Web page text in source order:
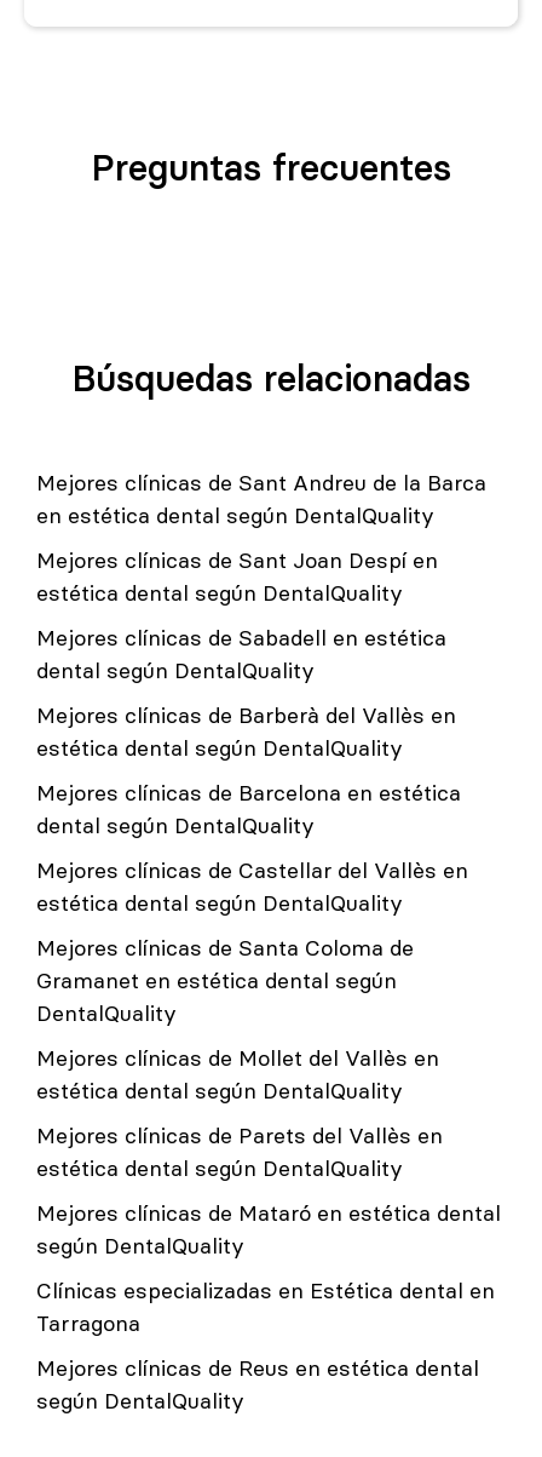
Preguntas frecuentes
Búsquedas relacionadas
Mejores clínicas de Sant Andreu de la Barca
en estética dental según DentalQuality
Mejores clínicas de Sant Joan Despí en
estética dental según DentalQuality
Mejores clínicas de Sabadell en estética
dental según DentalQuality
Mejores clínicas de Barberà del Vallès en
estética dental según DentalQuality
Mejores clínicas de Barcelona en estética
dental según DentalQuality
Mejores clínicas de Castellar del Vallès en
estética dental según DentalQuality
Mejores clínicas de Santa Coloma de
Gramanet en estética dental según
DentalQuality
Mejores clínicas de Mollet del Vallès en
estética dental según DentalQuality
Mejores clínicas de Parets del Vallès en
estética dental según DentalQuality
Mejores clínicas de Mataró en estética dental
según DentalQuality
Clínicas especializadas en Estética dental en
Tarragona
Mejores clínicas de Reus en estética dental
según DentalQuality